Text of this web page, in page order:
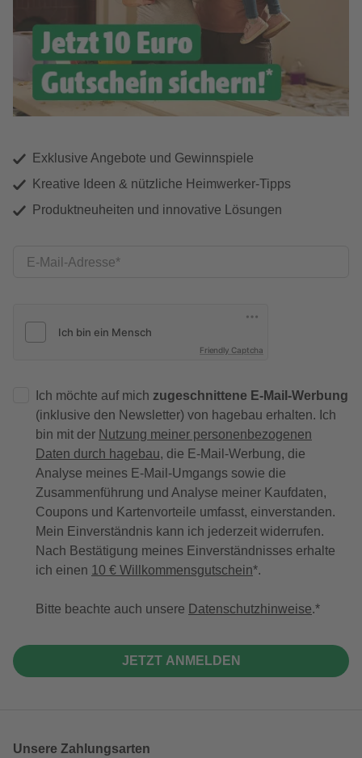
Exklusive Angebote und Gewinnspiele
Kreative Ideen & nützliche Heimwerker-Tipps
Produktneuheiten und innovative Lösungen
E-Mail-Adresse
Friendly Captcha
Ich möchte auf mich zugeschnittene E-Mail-Werbung
(inklusive den Newsletter) von hagebau erhalten. Ich
bin mit der Nutzung meiner personenbezogenen
Daten durch hagebau, die E-Mail-Werbung, die
Analyse meines E-Mail-Umgangs sowie die
Zusammenführung und Analyse meiner Kaufdaten,
Coupons und Kartenvorteile umfasst, einverstanden.
Mein Einverständnis kann ich jederzeit widerrufen.
Nach Bestätigung meines Einverständnisses erhalte
ich einen 10 € Willkommensgutschein*.
Bitte beachte auch unsere Datenschutzhinweise.
JETZT ANMELDEN
Unsere Zahlungsarten